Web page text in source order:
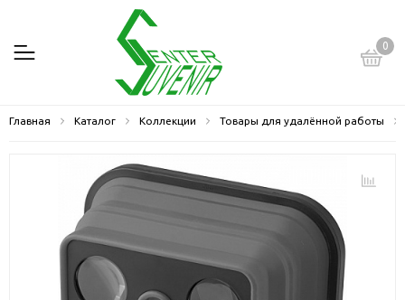
0
Главная Каталог Коллекции Товары для удалённой работы